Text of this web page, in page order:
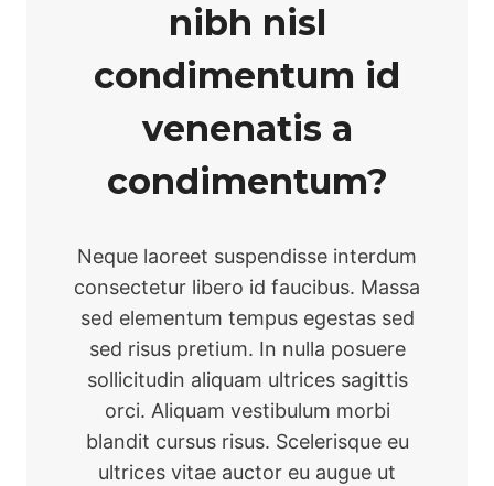
nibh nisl
condimentum id
venenatis a
condimentum?
Neque laoreet suspendisse interdum
consectetur libero id faucibus. Massa
sed elementum tempus egestas sed
sed risus pretium. In nulla posuere
sollicitudin aliquam ultrices sagittis
orci. Aliquam vestibulum morbi
blandit cursus risus. Scelerisque eu
ultrices vitae auctor eu augue ut